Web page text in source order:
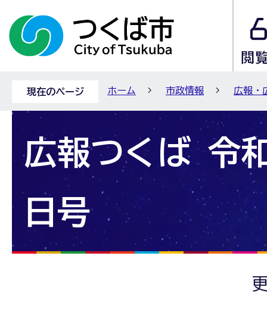
現在のページ ホーム 市政情報 広報・
広報つくば 令
日号